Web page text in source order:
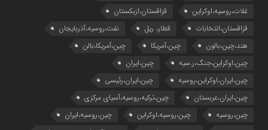
غلات،روسیه،اوکراین
قزاقستان،ازبکستان
قزاقستان،انتخابات
قطار، ریل
نفت،روسیه،آذربایجان
هند،چین،بالون
چین،آمریکا
چین،آمریکا،بالن
چین،اوکراین،جنگ،ر.سیه
چین،ایران
چین،ایران،اوکراین،روسیه
چین،ایران،رئیسی
چین،ایران،عربستان
چین،ترکیه،روسیه،آسیای مرکزی
چین،روسیه
چین،روسیه،اوکراین
چین،روسیه،ایران